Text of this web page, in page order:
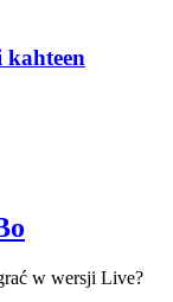
w wersji Live?